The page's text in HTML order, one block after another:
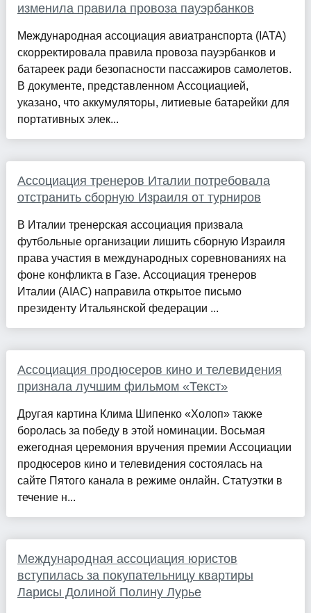
изменила правила провоза пауэрбанков
Международная ассоциация авиатранспорта (IATA)
скорректировала правила провоза пауэрбанков и
батареек ради безопасности пассажиров самолетов.
В документе, представленном Ассоциацией,
указано, что аккумуляторы, литиевые батарейки для
портативных элек...
Ассоциация тренеров Италии потребовала
отстранить сборную Израиля от турниров
В Италии тренерская ассоциация призвала
футбольные организации лишить сборную Израиля
права участия в международных соревнованиях на
фоне конфликта в Газе. Ассоциация тренеров
Италии (AIAC) направила открытое письмо
президенту Итальянской федерации ...
Ассоциация продюсеров кино и телевидения
признала лучшим фильмом «Текст»
Другая картина Клима Шипенко «Холоп» также
боролась за победу в этой номинации. Восьмая
ежегодная церемония вручения премии Ассоциации
продюсеров кино и телевидения состоялась на
сайте Пятого канала в режиме онлайн. Статуэтки в
течение н...
Международная ассоциация юристов
вступилась за покупательницу квартиры
Ларисы Долиной Полину Лурье